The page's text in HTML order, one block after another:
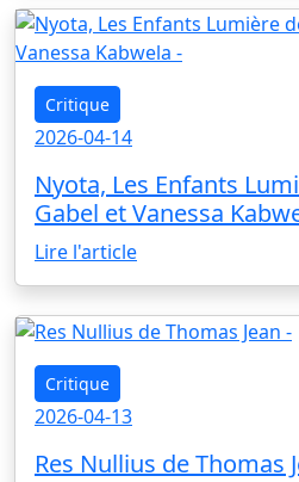
Critique
2026-04-14
Nyota, Les Enfants
Gabel et Vanessa
Lire l'article
Critique
2026-04-13
Res Nullius de Thomas